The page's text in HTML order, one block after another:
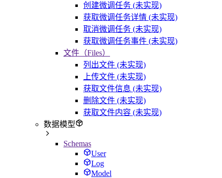
创建微调任务 (未实现)
获取微调任务详情 (未实现)
取消微调任务 (未实现)
获取微调任务事件 (未实现)
文件（Files）
列出文件 (未实现)
上传文件 (未实现)
获取文件信息 (未实现)
删除文件 (未实现)
获取文件内容 (未实现)
数据模型
Schemas
User
Log
Model